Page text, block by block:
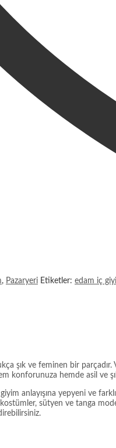
, Pazaryeri Etiketler: edam iç
şık ve feminen bir
konforunuza hemde asil ve
giyim anlayışına yepyeni ve
sütyen ve tanga